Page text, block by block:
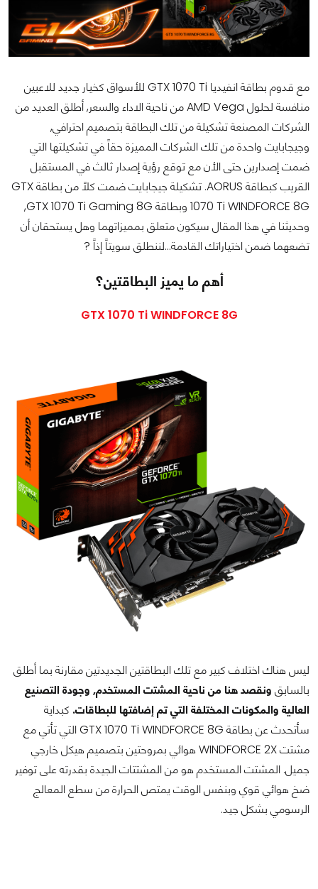
مع قدوم بطاقة انفيديا GTX 1070 Ti للأسواق كخيار جديد للاعبين
منافسة لحلول AMD Vega من ناحية الاداء والسعر, أطلق العديد من
الشركات المصنعة تشكيلة من تلك البطاقة بتصميم احترافي,
وجيجابايت واحدة من تلك الشركات المميزة حقاً في تشكيلتها التي
ضمت إصدارين حتى الأن مع توقع رؤية إصدار ثالث في المستقبل
القريب كبطاقة AORUS. تشكيلة جيجابايت ضمت كلاً من بطاقة GTX
1070 Ti WINDFORCE 8G وبطاقة GTX 1070 Ti Gaming 8G,
وحديثنا في هذا المقال سيكون متعلق بمميزاتهما وهل يستحقان أن
تضعهما ضمن اختياراتك القادمة...لننطلق سويتاً إذاً ?
أهم ما يميز البطاقتين؟
GTX 1070 Ti WINDFORCE 8G
ليس هناك اختلاف كبير مع تلك البطاقتين الجديدتين مقارنة بما أطلق
بالسابق ونقصد هنا من ناحية المشتت المستخدم, وجودة التصنيع
العالية والمكونات المختلفة التي تم إضافتها للبطاقات. كبداية
سأتحدث عن بطاقة GTX 1070 Ti WINDFORCE 8G التي تأتي مع
مشتت WINDFORCE 2X هوائي بمروحتين بتصميم هيكل خارجي
جميل. المشتت المستخدم هو من المشتتات الجيدة بقدرته على توفير
ضخ هوائي قوي وبنفس الوقت يمتص الحرارة من سطع المعالج
الرسومي بشكل جيد.